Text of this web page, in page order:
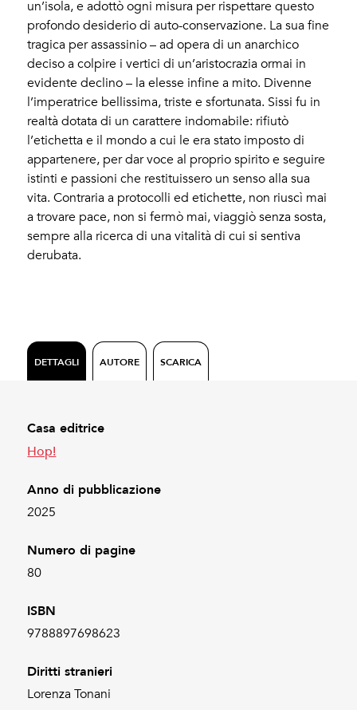
un’isola, e adottò ogni misura per rispettare questo
profondo desiderio di auto-conservazione. La sua fine
tragica per assassinio – ad opera di un anarchico
deciso a colpire i vertici di un’aristocrazia ormai in
evidente declino – la elesse infine a mito. Divenne
l’imperatrice bellissima, triste e sfortunata. Sissi fu in
realtà dotata di un carattere indomabile: rifiutò
l’etichetta e il mondo a cui le era stato imposto di
appartenere, per dar voce al proprio spirito e seguire
istinti e passioni che restituissero un senso alla sua
vita. Contraria a protocolli ed etichette, non riuscì mai
a trovare pace, non si fermò mai, viaggiò senza sosta,
sempre alla ricerca di una vitalità di cui si sentiva
derubata.
DETTAGLI AUTORE SCARICA
Casa editrice
Hop!
Anno di pubblicazione
2025
Numero di pagine
80
ISBN
9788897698623
Diritti stranieri
Lorenza Tonani